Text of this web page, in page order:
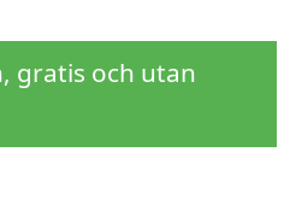
gratis och utan